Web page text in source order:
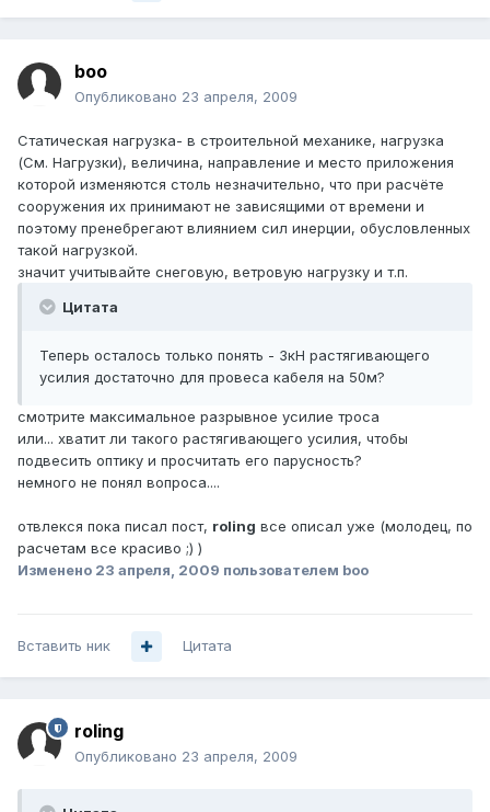
boo
Опубликовано 23 апреля, 2009
Статическая нагрузка- в строительной механике, нагрузка
(См. Нагрузки), величина, направление и место приложения
которой изменяются столь незначительно, что при расчёте
сооружения их принимают не зависящими от времени и
поэтому пренебрегают влиянием сил инерции, обусловленных
такой нагрузкой.
значит учитывайте снеговую, ветровую нагрузку и т.п.
Цитата
Теперь осталось только понять - 3кН растягивающего
усилия достаточно для провеса кабеля на 50м?
смотрите максимальное разрывное усилие троса
или... хватит ли такого растягивающего усилия, чтобы
подвесить оптику и просчитать его парусность?
немного не понял вопроса....
отвлекся пока писал пост, roling все описал уже (молодец, по
расчетам все красиво ;) )
Изменено 23 апреля, 2009 пользователем boo
Вставить ник Цитата
roling
Опубликовано 23 апреля, 2009